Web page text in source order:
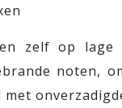
zelf op lage
noten,